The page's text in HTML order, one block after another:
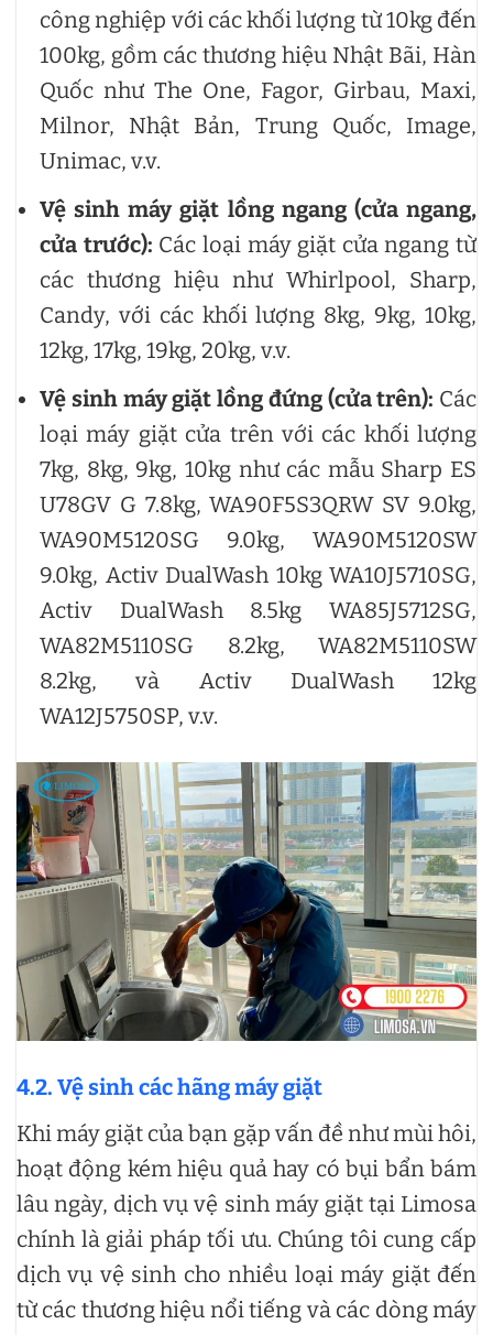
công nghiệp với các khối lượng từ 10kg đến
100kg, gồm các thương hiệu Nhật Bãi, Hàn
Quốc như The One, Fagor, Girbau, Maxi,
Milnor, Nhật Bản, Trung Quốc, Image,
Unimac, v.v.
Vệ sinh máy giặt lồng ngang (cửa ngang,
cửa trước): Các loại máy giặt cửa ngang từ
các thương hiệu như Whirlpool, Sharp,
Candy, với các khối lượng 8kg, 9kg, 10kg,
12kg, 17kg, 19kg, 20kg, v.v.
Vệ sinh máy giặt lồng đứng (cửa trên): Các
loại máy giặt cửa trên với các khối lượng
7kg, 8kg, 9kg, 10kg như các mẫu Sharp ES
U78GV G 7.8kg, WA90F5S3QRW SV 9.0kg,
WA90M5120SG 9.0kg, WA90M5120SW
9.0kg, Activ DualWash 10kg WA10J5710SG,
Activ DualWash 8.5kg WA85J5712SG,
WA82M5110SG 8.2kg, WA82M5110SW
8.2kg, và Activ DualWash 12kg
WA12J5750SP, v.v.
4.2. Vệ sinh các hãng máy giặt
Khi máy giặt của bạn gặp vấn đề như mùi hôi,
hoạt động kém hiệu quả hay có bụi bẩn bám
lâu ngày, dịch vụ vệ sinh máy giặt tại Limosa
chính là giải pháp tối ưu. Chúng tôi cung cấp
dịch vụ vệ sinh cho nhiều loại máy giặt đến
từ các thương hiệu nổi tiếng và các dòng máy